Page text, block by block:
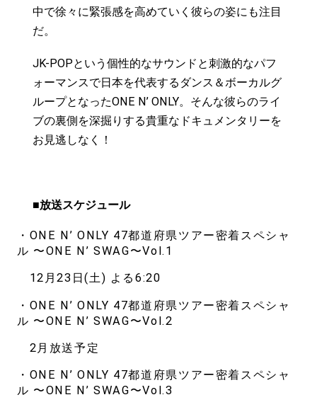
中で徐々に緊張感を高めていく彼らの姿にも注目
だ。
JK-POPという個性的なサウンドと刺激的なパフ
ォーマンスで日本を代表するダンス＆ボーカルグ
ループとなったONE N’ ONLY。そんな彼らのライ
ブの裏側を深掘りする貴重なドキュメンタリーを
お見逃しなく！
■放送スケジュール
・ONE N’ ONLY 47都道府県ツアー密着スペシャ
ル 〜ONE N’ SWAG〜Vol.1
12月23日(土) よる6:20
・ONE N’ ONLY 47都道府県ツアー密着スペシャ
ル 〜ONE N’ SWAG〜Vol.2
2月放送予定
・ONE N’ ONLY 47都道府県ツアー密着スペシャ
ル 〜ONE N’ SWAG〜Vol.3